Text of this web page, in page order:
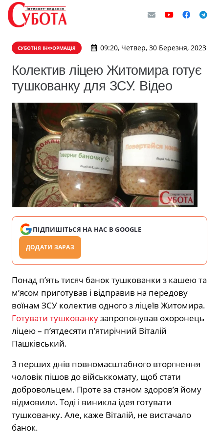
СУБОТНЯ ІНФОРМАЦІЯ 09:20, Четвер, 30 Березня, 2023
Колектив ліцею Житомира готує
тушкованку для ЗСУ. Відео
ПІДПИШІТЬСЯ НА НАС В GOOGLE
ДОДАТИ ЗАРАЗ
Понад п’ять тисяч банок тушкованки з кашею та
м’ясом приготував і відправив на передову
воїнам ЗСУ колектив одного з ліцеїв Житомира.
Готувати тушкованкузапропонував охоронець
ліцею – п’ятдесяти п’ятирічний Віталій
Пашківський.
З перших днів повномасштабного вторгнення
чоловік пішов до військкомату, щоб стати
добровольцем. Проте за станом здоров’я йому
відмовили. Тоді і виникла ідея готувати
тушкованку. Але, каже Віталій, не вистачало
банок.